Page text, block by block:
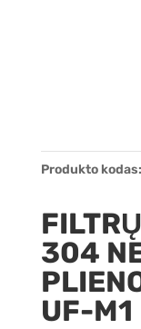
Produkto kodas:
304
UF-M1